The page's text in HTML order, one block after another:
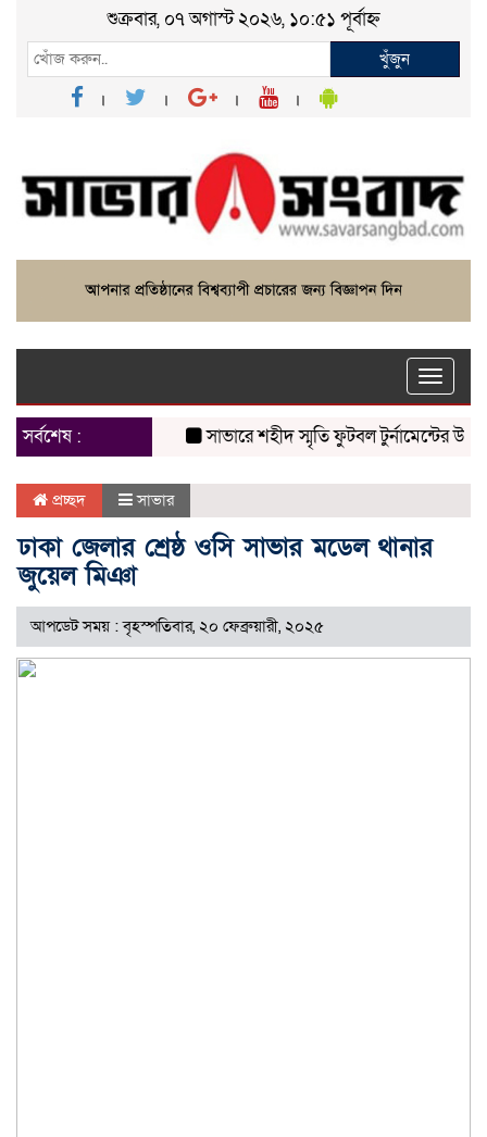
শুক্রবার, ০৭ অগাস্ট ২০২৬, ১০:৫১ পূর্বাহ্ন
খুঁজুন
Toggle
সর্বশেষ :
সাভারে শহীদ স্মৃতি ফুটবল টুর্নামেন্টের উদ্বোধন
প্রচ্ছদ সাভার
ঢাকা জেলার শ্রেষ্ঠ ওসি সাভার মডেল থানার
জুয়েল মিঞা
আপডেট সময় : বৃহস্পতিবার, ২০ ফেব্রুয়ারী, ২০২৫